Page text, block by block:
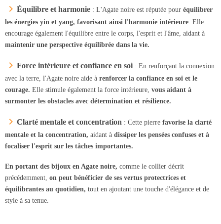
Équilibre et harmonie : L'Agate noire est réputée pour équilibrer
les énergies yin et yang, favorisant ainsi l'harmonie intérieure . Elle
encourage également l'équilibre entre le corps, l'esprit et l'âme, aidant à
maintenir une perspective équilibrée dans la vie.
Force intérieure et confiance en soi : En renforçant la connexion
avec la terre, l'Agate noire aide à renforcer la confiance en soi et le
courage. Elle stimule également la force intérieure, vous aidant à
surmonter les obstacles avec détermination et résilience.
Clarté mentale et concentration : Cette pierre favorise la clarté
mentale et la concentration, aidant à dissiper les pensées confuses et à
focaliser l'esprit sur les tâches importantes.
En portant des bijoux en Agate noire, comme le collier décrit
précédemment, on peut bénéficier de ses vertus protectrices et
équilibrantes au quotidien, tout en ajoutant une touche d'élégance et de
style à sa tenue.